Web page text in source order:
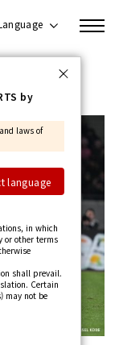
by
laws of
language
in which
or other terms
shall prevail.
Certain
may not be